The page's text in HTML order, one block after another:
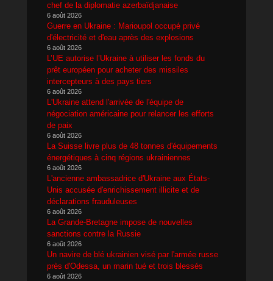
chef de la diplomatie azerbaïdjanaise
6 août 2026
Guerre en Ukraine : Marioupol occupé privé
d'électricité et d'eau après des explosions
6 août 2026
L’UE autorise l’Ukraine à utiliser les fonds du
prêt européen pour acheter des missiles
intercepteurs à des pays tiers
6 août 2026
L'Ukraine attend l'arrivée de l'équipe de
négociation américaine pour relancer les efforts
de paix
6 août 2026
La Suisse livre plus de 48 tonnes d'équipements
énergétiques à cinq régions ukrainiennes
6 août 2026
L'ancienne ambassadrice d'Ukraine aux États-
Unis accusée d'enrichissement illicite et de
déclarations frauduleuses
6 août 2026
La Grande-Bretagne impose de nouvelles
sanctions contre la Russie
6 août 2026
Un navire de blé ukrainien visé par l'armée russe
près d'Odessa, un marin tué et trois blessés
6 août 2026